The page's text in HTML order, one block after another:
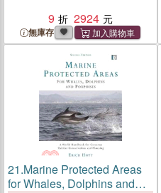
9 2924
無庫存
21.Marine Protected Areas
for Whales, Dolphins and